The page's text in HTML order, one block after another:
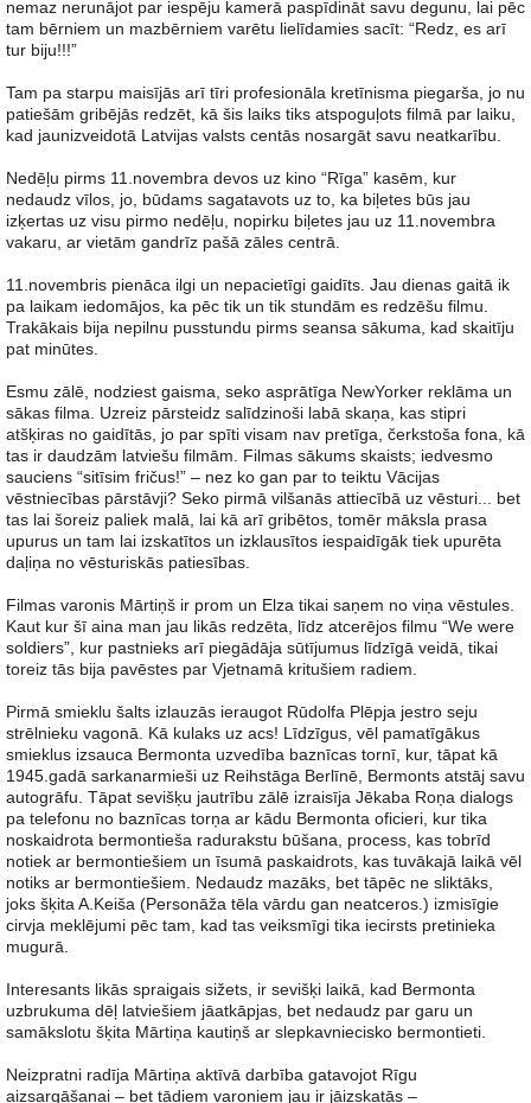
nemaz nerunājot par iespēju kamerā paspīdināt savu degunu, lai pēc
tam bērniem un mazbērniem varētu lielīdamies sacīt: “Redz, es arī
tur biju!!!”
Tam pa starpu maisījās arī tīri profesionāla kretīnisma piegarša, jo nu
patiešām gribējās redzēt, kā šis laiks tiks atspoguļots filmā par laiku,
kad jaunizveidotā Latvijas valsts centās nosargāt savu neatkarību.
Nedēļu pirms 11.novembra devos uz kino “Rīga” kasēm, kur
nedaudz vīlos, jo, būdams sagatavots uz to, ka biļetes būs jau
izķertas uz visu pirmo nedēļu, nopirku biļetes jau uz 11.novembra
vakaru, ar vietām gandrīz pašā zāles centrā.
11.novembris pienāca ilgi un nepacietīgi gaidīts. Jau dienas gaitā ik
pa laikam iedomājos, ka pēc tik un tik stundām es redzēšu filmu.
Trakākais bija nepilnu pusstundu pirms seansa sākuma, kad skaitīju
pat minūtes.
Esmu zālē, nodziest gaisma, seko asprātīga NewYorker reklāma un
sākas filma. Uzreiz pārsteidz salīdzinoši labā skaņa, kas stipri
atšķiras no gaidītās, jo par spīti visam nav pretīga, čerkstoša fona, kā
tas ir daudzām latviešu filmām. Filmas sākums skaists; iedvesmo
sauciens “sitīsim fričus!” – nez ko gan par to teiktu Vācijas
vēstniecības pārstāvji? Seko pirmā vilšanās attiecībā uz vēsturi... bet
tas lai šoreiz paliek malā, lai kā arī gribētos, tomēr māksla prasa
upurus un tam lai izskatītos un izklausītos iespaidīgāk tiek upurēta
daļiņa no vēsturiskās patiesības.
Filmas varonis Mārtiņš ir prom un Elza tikai saņem no viņa vēstules.
Kaut kur šī aina man jau likās redzēta, līdz atcerējos filmu “We were
soldiers”, kur pastnieks arī piegādāja sūtījumus līdzīgā veidā, tikai
toreiz tās bija pavēstes par Vjetnamā kritušiem radiem.
Pirmā smieklu šalts izlauzās ieraugot Rūdolfa Plēpja jestro seju
strēlnieku vagonā. Kā kulaks uz acs! Līdzīgus, vēl pamatīgākus
smieklus izsauca Bermonta uzvedība baznīcas tornī, kur, tāpat kā
1945.gadā sarkanarmieši uz Reihstāga Berlīnē, Bermonts atstāj savu
autogrāfu. Tāpat sevišķu jautrību zālē izraisīja Jēkaba Roņa dialogs
pa telefonu no baznīcas torņa ar kādu Bermonta oficieri, kur tika
noskaidrota bermontieša radurakstu būšana, process, kas tobrīd
notiek ar bermontiešiem un īsumā paskaidrots, kas tuvākajā laikā vēl
notiks ar bermontiešiem. Nedaudz mazāks, bet tāpēc ne sliktāks,
joks šķita A.Keiša (Personāža tēla vārdu gan neatceros.) izmisīgie
cirvja meklējumi pēc tam, kad tas veiksmīgi tika iecirsts pretinieka
mugurā.
Interesants likās spraigais sižets, ir sevišķi laikā, kad Bermonta
uzbrukuma dēļ latviešiem jāatkāpjas, bet nedaudz par garu un
samākslotu šķita Mārtiņa kautiņš ar slepkavniecisko bermontieti.
Neizpratni radīja Mārtiņa aktīvā darbība gatavojot Rīgu
aizsargāšanai – bet tādiem varoņiem jau ir jāizskatās –